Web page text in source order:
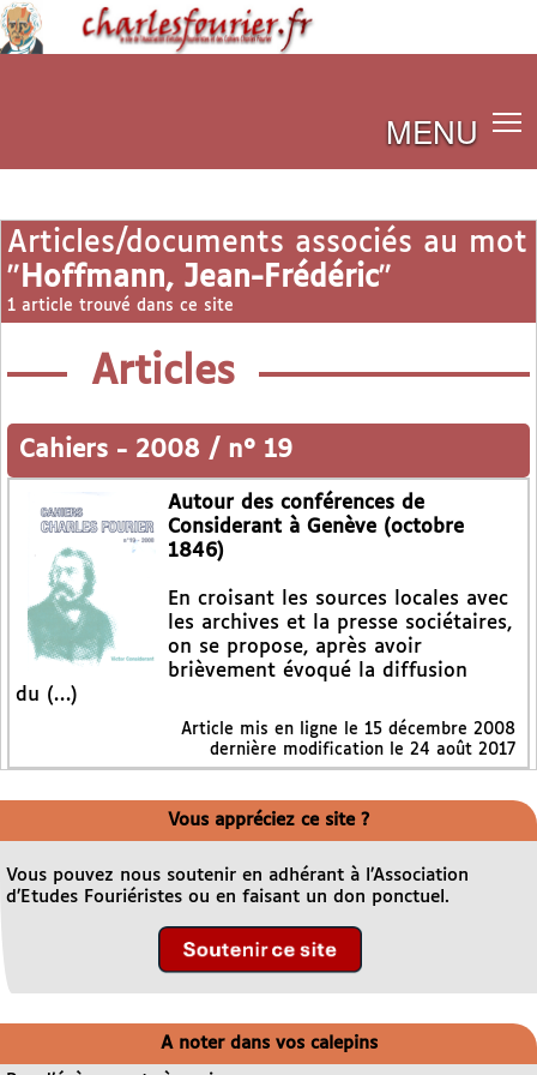
MENU
Articles/documents associés au mot
" Hoffmann, Jean-Frédéric"
1 article trouvé dans ce site
Articles
Cahiers - 2008 / n° 19
Autour des conférences de
Considerant à Genève (octobre
1846)
En croisant les sources locales avec
les archives et la presse sociétaires,
on se propose, après avoir
brièvement évoqué la diffusion
du (…)
Article mis en ligne le 15 décembre 2008
dernière modification le 24 août 2017
Vous appréciez ce site ?
Vous pouvez nous soutenir en adhérant à l’Association
d’Etudes Fouriéristes ou en faisant un don ponctuel.
A noter dans vos calepins